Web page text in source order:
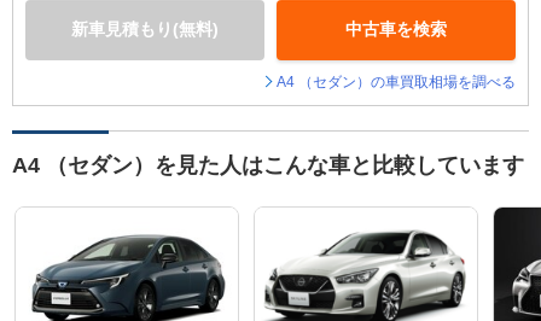
新車見積もり(無料) 中古車を検索
A4 （セダン）の車買取相場を調べる
A4 （セダン）を見た人はこんな車と比較しています